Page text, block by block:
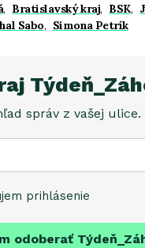
, Bratislavský kraj, BSK,
Sabo, Simona Petrík
správ z vašej ulice.
prihlásenie
odoberať